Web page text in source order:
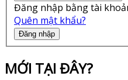
Đăng nhập bằng tài
Quên mật khẩu?
Đăng nhập
MỚI TẠI ĐÂY?